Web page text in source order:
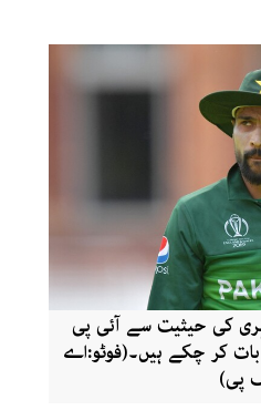
کی حیثیت سے آئی پی
بات کر چکے ہیں۔(فوٹو:اے
پی)